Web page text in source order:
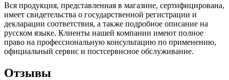
Вся продукция, представленная в магазине, сертифицирована,
имеет свидетельства о государственной регистрации и
декларации соответствия, а также подробное описание на
русском языке. Клиенты нашей компании имеют полное
право на профессиональную консультацию по применению,
официальный сервис и постсервисное обслуживание.
Отзывы